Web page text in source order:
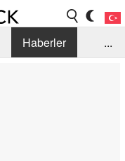
Haberler
...